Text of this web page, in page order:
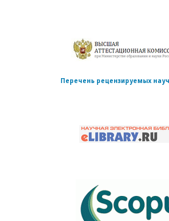
Перечень рецензируемых